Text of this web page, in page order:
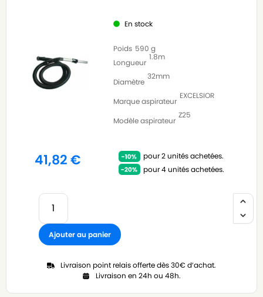
En stock
Poids 590 g
Longueur
1.8m
Diamètre
32mm
Marque aspirateur
EXCELSIOR
Modèle aspirateur
Z25
41,82€
pour 2 unités achetées.
pour 4 unités achetées.
Ajouter au panier
Livraison point relais offerte dès 30€ d’achat.
Livraison en 24h ou 48h.